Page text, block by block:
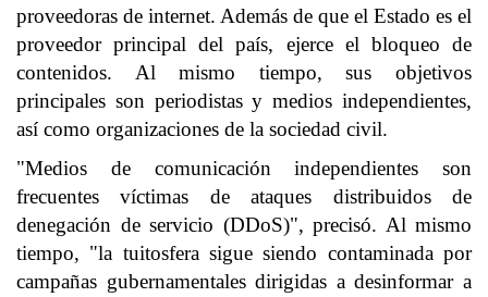
proveedoras de internet. Además de que el Estado es el
proveedor principal del país, ejerce el bloqueo de
contenidos. Al mismo tiempo, sus objetivos
principales son periodistas y medios independientes,
así como organizaciones de la sociedad civil.
"Medios de comunicación independientes son
frecuentes víctimas de ataques distribuidos de
denegación de servicio (DDoS)", precisó. Al mismo
tiempo, "la tuitosfera sigue siendo contaminada por
campañas gubernamentales dirigidas a desinformar a